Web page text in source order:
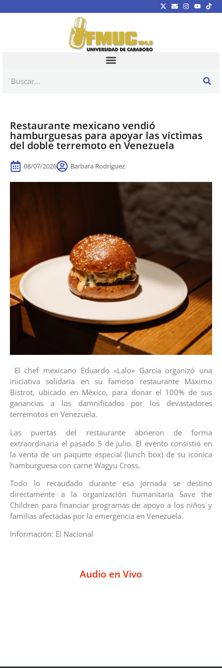
Restaurante mexicano vendió
hamburguesas para apoyar las víctimas
del doble terremoto en Venezuela
08/07/2026 Barbara Rodríguez
El chef mexicano Eduardo «Lalo» García organizó una
iniciativa solidaria en su famoso restaurante Máximo
Bistrot, ubicado en México, para donar el 100% de sus
ganancias a los damnificados por los devastadores
terremotos en Venezuela.
Las puertas del restaurante abrieron de forma
extraordinaria el pasado 5 de julio. El evento consistió en
la venta de un paquete especial (lunch box) de su icónica
hamburguesa con carne Wagyu Cross.
Todo lo recaudado durante esa jornada se destinó
directamente a la organización humanitaria Save the
Children para financiar programas de apoyo a los niños y
familias afectadas por la emergencia en Venezuela.
Información: El Nacional
Audio en Vivo